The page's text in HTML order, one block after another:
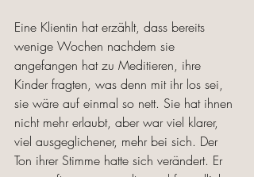
Eine Klientin hat erzählt, dass bereits
wenige Wochen nachdem sie
angefangen hat zu Meditieren, ihre
Kinder fragten, was denn mit ihr los sei,
sie wäre auf einmal so nett. Sie hat ihnen
nicht mehr erlaubt, aber war viel klarer,
viel ausgeglichener, mehr bei sich. Der
Ton ihrer Stimme hatte sich verändert. Er